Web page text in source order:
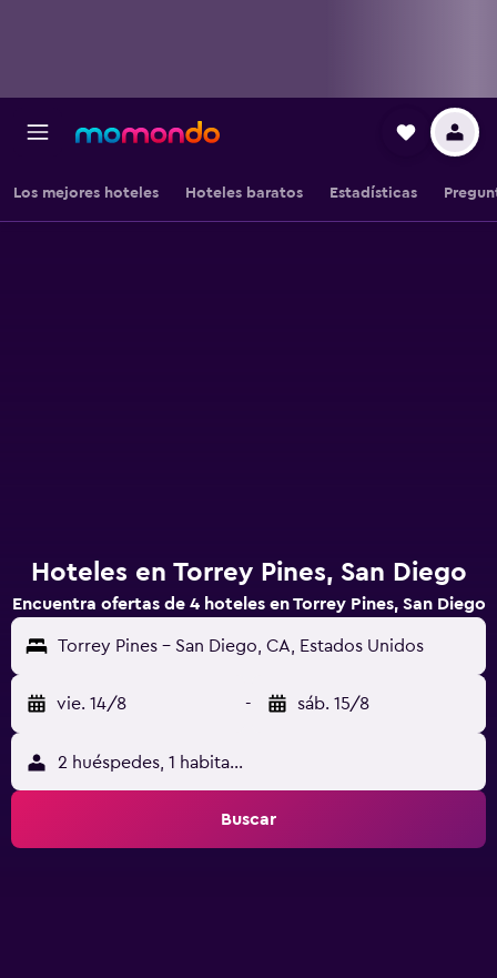
Los mejores hoteles Hoteles baratos Estadísticas
Hoteles en Torrey Pines, San Diego
Encuentra ofertas de 4 hoteles en Torrey Pines, San Diego
Torrey Pines - San Diego, CA, Estados Unidos
vie. 14/8 - sáb. 15/8
2 huéspedes, 1 habitación
Buscar